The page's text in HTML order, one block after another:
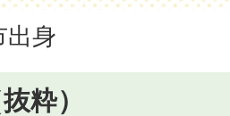
出身
粋）